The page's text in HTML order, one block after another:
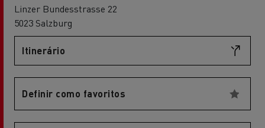
Linzer Bundesstrasse 22
5023 Salzburg
Itinerário
Definir como favoritos